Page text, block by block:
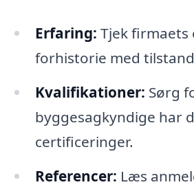
Erfaring: Tjek firmaets
forhistorie med
Kvalifikationer: Sørg
byggesagkyndige har
certificeringer.
Referencer: Læs